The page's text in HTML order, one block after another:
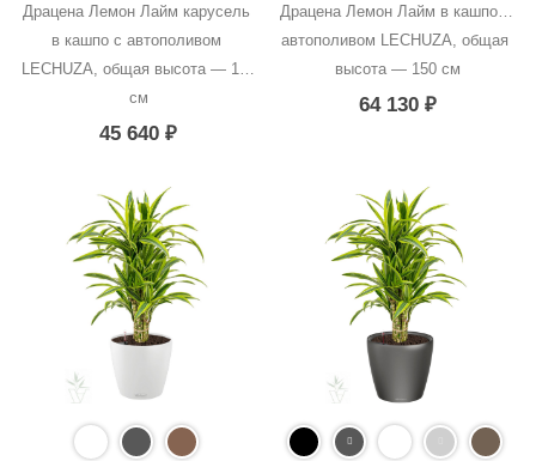
Драцена Лемон Лайм карусель
в кашпо с автополивом
LECHUZA, общая высота — 120
см
45 640₽
Драцена Лемон Лайм в кашпо с
автополивом LECHUZA, общая
высота — 150 см
64 130 ₽